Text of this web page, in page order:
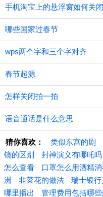
手机淘宝上的悬浮窗如何关闭
哪些国家过春节
wps两个字和三个字对齐
春节起源
怎样关闭拍一拍
语音通话是什么意思
猜你喜欢： 类似东宫的剧
镜的区别
封神演义有哪吒吗
怎么查看
口罩怎么用酒精
洲
韭菜花的做法 瑞士银行
哪里播出
管理费用包括哪